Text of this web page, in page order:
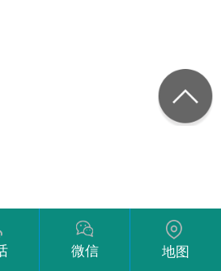
微信 地图